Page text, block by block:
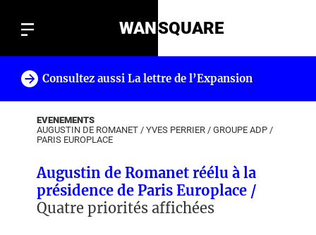
WANSQUARE
Consultez aussi La lettre de l’Expansion
EVENEMENTS
AUGUSTIN DE ROMANET / YVES PERRIER / GROUPE ADP /
PARIS EUROPLACE
Augustin de Romanet réélu à la
présidence de Paris Europlace /
Quatre priorités affichées